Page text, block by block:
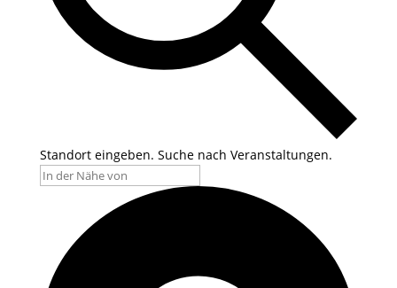
Standort eingeben. Suche nach Veranstaltungen.